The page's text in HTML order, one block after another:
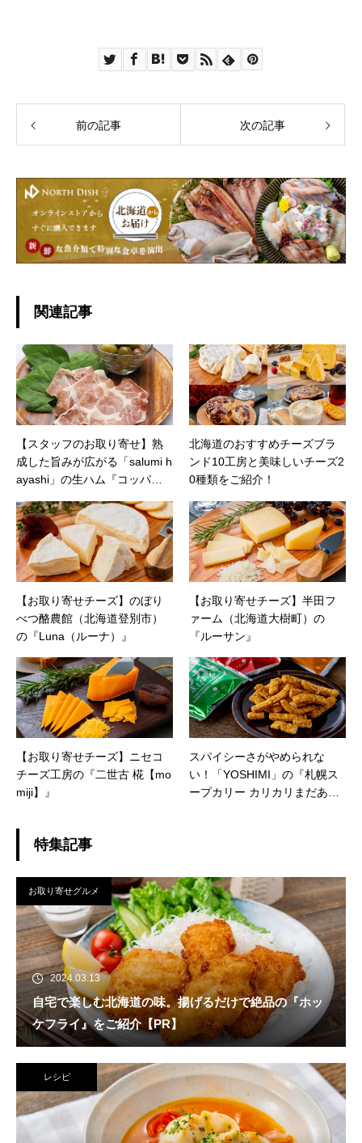
前の記事 次の記事
関連記事
【スタッフのお取り寄せ】熟
成した旨みが広がる「salumi h
ayashi」の生ハム『コッパ』
北海道のおすすめチーズブラ
ンド10工房と美味しいチーズ2
0種類をご紹介！
【お取り寄せチーズ】のぼり
べつ酪農館（北海道登別市）
の『Luna（ルーナ）』
【お取り寄せチーズ】半田フ
ァーム（北海道大樹町）の
『ルーサン』
【お取り寄せチーズ】ニセコ
チーズ工房の『二世古 椛【mo
miji】』
スパイシーさがやめられな
い！「YOSHIMI」の『札幌ス
ープカリー カリカリまだあ
特集記事
お取り寄せグルメ
2024.03.13
自宅で楽しむ北海道の味。揚げるだけで絶品の『ホッ
ケフライ』をご紹介【PR】
レシピ